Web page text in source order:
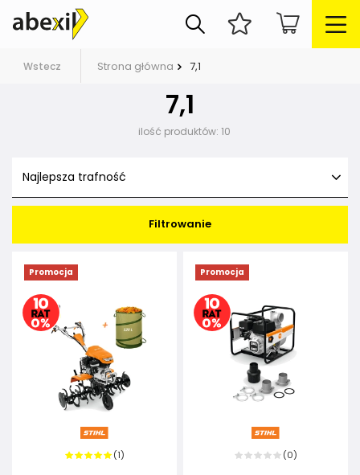
Wstecz Strona główna 7,1
7,1
ilość produktów: 10
Najlepsza trafność
Filtrowanie
Promocja
(1)
Promocja
(0)